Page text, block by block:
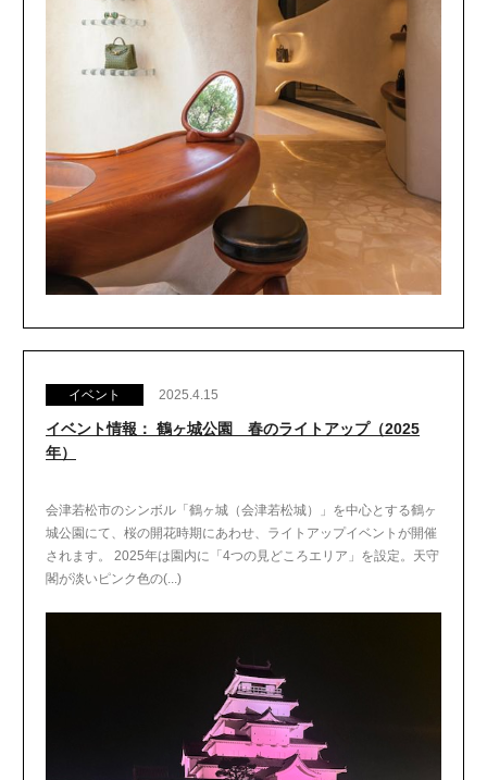
イベント 2025.4.15
イベント情報： 鶴ヶ城公園 春のライトアップ（2025
年）
会津若松市のシンボル「鶴ヶ城（会津若松城）」を中心とする鶴ヶ
城公園にて、桜の開花時期にあわせ、ライトアップイベントが開催
されます。 2025年は園内に「4つの見どころエリア」を設定。天守
閣が淡いピンク色の(...)